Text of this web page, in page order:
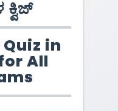
ಕ್ವಿಜ್
in
All